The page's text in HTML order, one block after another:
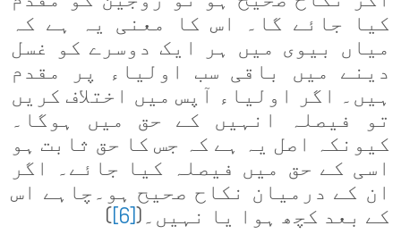
کیا جائے گا۔ اس کا معنی یہ ہے کہ
میاں بیوی میں ہر ایک دوسرے کو غسل
دینے میں باقی سب اولیاء پر مقدم
ہیں۔ اگر اولیاء آپس میں اختلاف کریں
تو فیصلہ انہیں کے حق میں ہوگا۔
کیونکہ اصل یہ ہے کہ جس کا حق ثابت ہو
اسی کے حق میں فیصلہ کیا جائے۔ اگر
ان کے درمیان نکاح صحیح ہو۔چاہے اس
کے بعد کچھ ہوا یا نہیں۔([6]
)